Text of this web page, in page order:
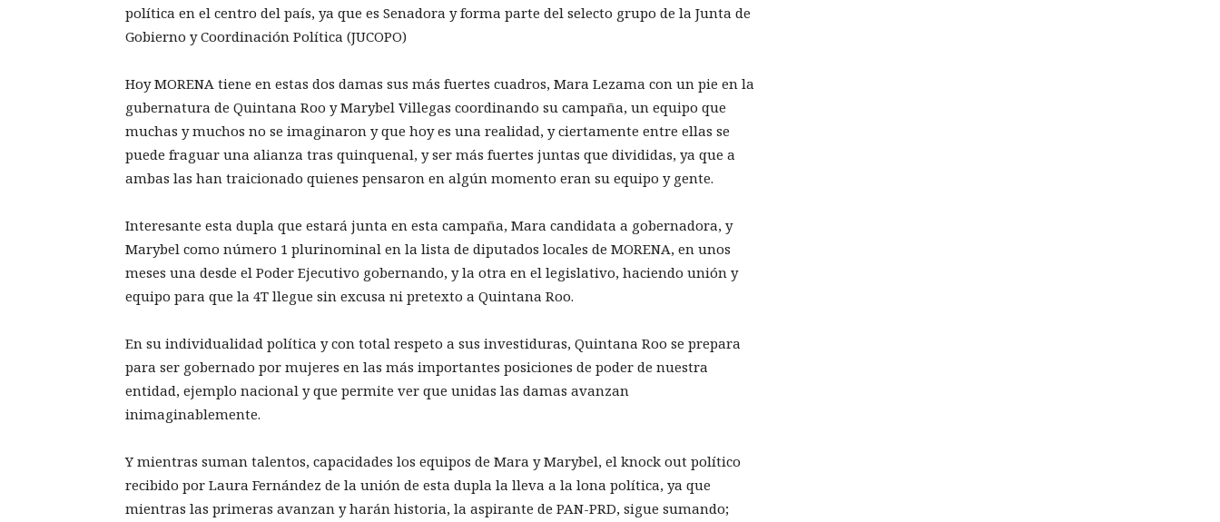
política en el centro del país, ya que es Senadora y forma parte del selecto grupo de la Junta de
Gobierno y Coordinación Política (JUCOPO)
Hoy MORENA tiene en estas dos damas sus más fuertes cuadros, Mara Lezama con un pie en la
gubernatura de Quintana Roo y Marybel Villegas coordinando su campaña, un equipo que
muchas y muchos no se imaginaron y que hoy es una realidad, y ciertamente entre ellas se
puede fraguar una alianza tras quinquenal, y ser más fuertes juntas que divididas, ya que a
ambas las han traicionado quienes pensaron en algún momento eran su equipo y gente.
Interesante esta dupla que estará junta en esta campaña, Mara candidata a gobernadora, y
Marybel como número 1 plurinominal en la lista de diputados locales de MORENA, en unos
meses una desde el Poder Ejecutivo gobernando, y la otra en el legislativo, haciendo unión y
equipo para que la 4T llegue sin excusa ni pretexto a Quintana Roo.
En su individualidad política y con total respeto a sus investiduras, Quintana Roo se prepara
para ser gobernado por mujeres en las más importantes posiciones de poder de nuestra
entidad, ejemplo nacional y que permite ver que unidas las damas avanzan
inimaginablemente.
Y mientras suman talentos, capacidades los equipos de Mara y Marybel, el knock out político
recibido por Laura Fernández de la unión de esta dupla la lleva a la lona política, ya que
mientras las primeras avanzan y harán historia, la aspirante de PAN-PRD, sigue sumando;